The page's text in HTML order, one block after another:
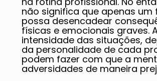
não significa que apenas um
possa desencadear
físicas e emocionais graves.
intensidade das situações,
da personalidade de cada
podem fazer com que a
adversidades de maneira